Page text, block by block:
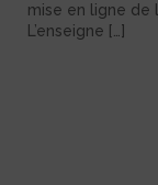
mise en ligne de
L’enseigne […]